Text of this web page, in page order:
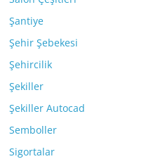
Şantiye
Şehir Şebekesi
Şehircilik
Şekiller
Şekiller Autocad
Semboller
Sigortalar